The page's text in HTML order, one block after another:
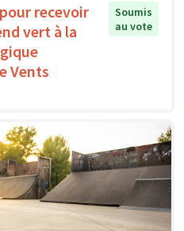
recevoir
vert à la
Vents
Soumis
au vote